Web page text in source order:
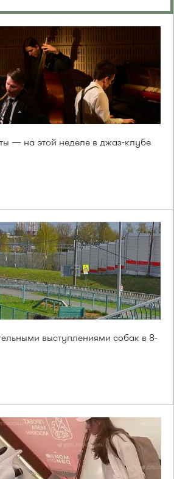
— на этой неделе в джаз-клубе
выступлениями собак в 8-